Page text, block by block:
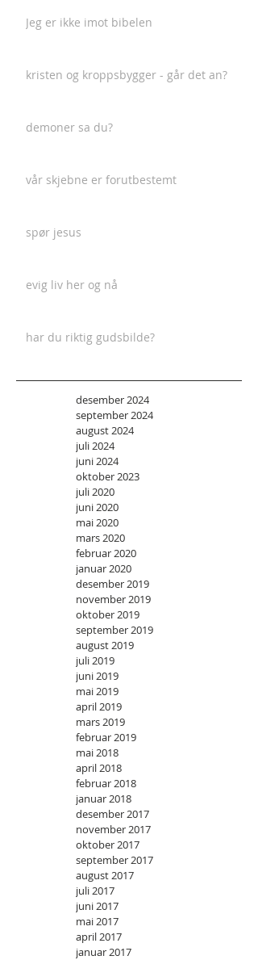
Jeg er ikke imot bibelen
kristen og kroppsbygger - går det an?
demoner sa du?
vår skjebne er forutbestemt
spør jesus
evig liv her og nå
har du riktig gudsbilde?
desember 2024
september 2024
august 2024
juli 2024
juni 2024
oktober 2023
juli 2020
juni 2020
mai 2020
mars 2020
februar 2020
januar 2020
desember 2019
november 2019
oktober 2019
september 2019
august 2019
juli 2019
juni 2019
mai 2019
april 2019
mars 2019
februar 2019
mai 2018
april 2018
februar 2018
januar 2018
desember 2017
november 2017
oktober 2017
september 2017
august 2017
juli 2017
juni 2017
mai 2017
april 2017
januar 2017